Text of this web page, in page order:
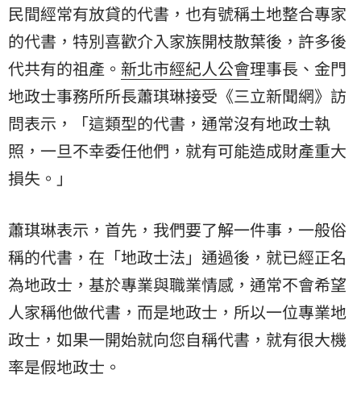
民間經常有放貸的代書，也有號稱土地整合專家
的代書，特別喜歡介入家族開枝散葉後，許多後
代共有的祖產。 新北市經紀人公會理事長、 金門
地政士事務所所長蕭琪琳接受《三立新聞網》訪
問表示，「這類型的代書，通常沒有地政士執
照，一旦不幸委任他們，就有可能造成財產重大
損失。」
蕭琪琳表示，首先，我們要了解一件事，一般俗
稱的代書，在「地政士法」通過後，就已經正名
為地政士，基於專業與職業情感，通常不會希望
人家稱他做代書，而是地政士，所以一位專業地
政士，如果一開始就向您自稱代書，就有很大機
率是假地政士。